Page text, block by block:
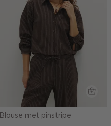
Blouse met pinstripe